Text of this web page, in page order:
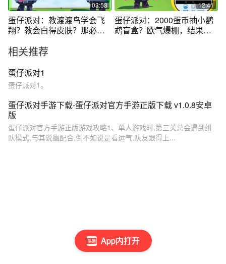
App内打开
03:53
蛋仔派对：教渡渡鸟学会飞
翔？教会白得皮肤？那必须
12:41
蛋仔派对：2000蛋币抽小鹦
鹉盲盒？欧气爆棚，结果还
相关推荐
蛋仔派对1
蛋仔派对1。
蛋仔派对手游下载-蛋仔派对官方手游正版下载 v1.0.8安卓
版
蛋仔派对官方手游正版游戏攻略1、单人游戏时,第三关总会遇到组
队模式,与其说靠配合,倒不如说是看运气,队友跟得上...